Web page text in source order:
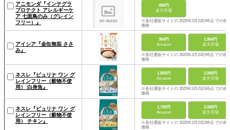
アニモンダ『インテグラ
プロテクト アレルギーケ
ア 七面鳥のみ（グレイン
フリー）』
495円
楽天市場
※各社通販サイトの 2025年3月23日時点 での税
価格
アイシア『金缶無垢 ささ
み』
364円
Amazon
1,964円
楽天市場
※各社通販サイトの 2025年3月23日時点 での税
価格
ネスレ『ピュリナ ワン グ
レインフリー（穀物不使
用） 白身魚』
1,800円
Amazon
2,080円
楽天市場
※各社通販サイトの 2025年3月23日時点 での税
価格
ネスレ『ピュリナ ワン グ
レインフリー（穀物不使
用） チキン』
1,790円
Amazon
2,080円
楽天市場
※各社通販サイトの 2025年3月23日時点 での税
価格